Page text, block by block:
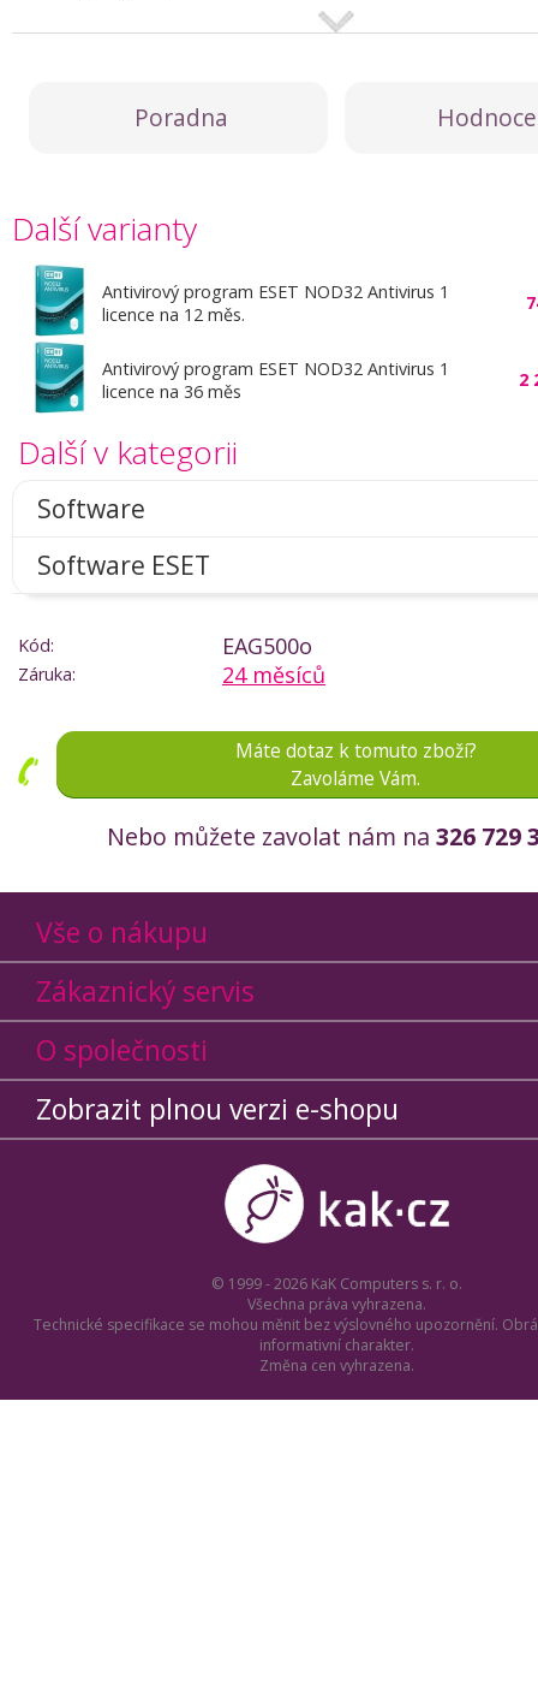
Poradna
Další varianty
Antivirový program ESET NOD32 Antivirus 1
licence na 12 měs.
Antivirový program ESET NOD32 Antivirus 1
licence na 36 měs
2
Další v kategorii
Software
Software ESET
Kód: EAG500o
Záruka: 24 měsíců
Máte dotaz k tomuto zboží?
Zavoláme Vám.
Nebo můžete zavolat nám na 326 729
Vše o nákupu
Zákaznický servis
O společnosti
Zobrazit plnou verzi e-shopu
© 1999 - 2026 KaK Computers s. r. o.
Všechna práva vyhrazena.
Technické specifikace se mohou měnit bez výslovného upozornění.
informativní charakter.
Změna cen vyhrazena.